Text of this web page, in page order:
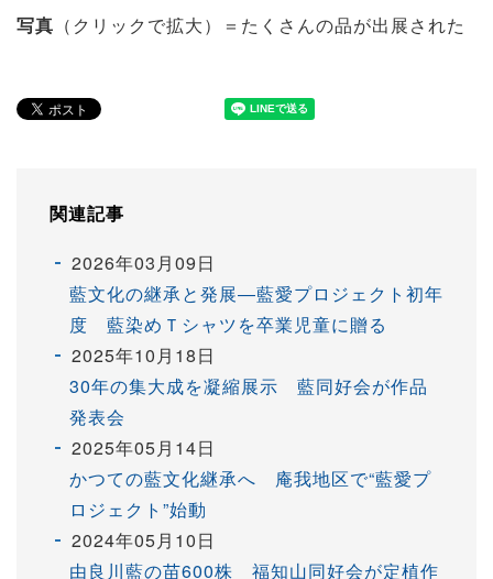
写真 （クリックで拡大）＝たくさんの品が出展された
関連記事
2026年03月09日
藍文化の継承と発展―藍愛プロジェクト初年
度 藍染めＴシャツを卒業児童に贈る
2025年10月18日
30年の集大成を凝縮展示 藍同好会が作品
発表会
2025年05月14日
かつての藍文化継承へ 庵我地区で“藍愛プ
ロジェクト”始動
2024年05月10日
由良川藍の苗600株 福知山同好会が定植作